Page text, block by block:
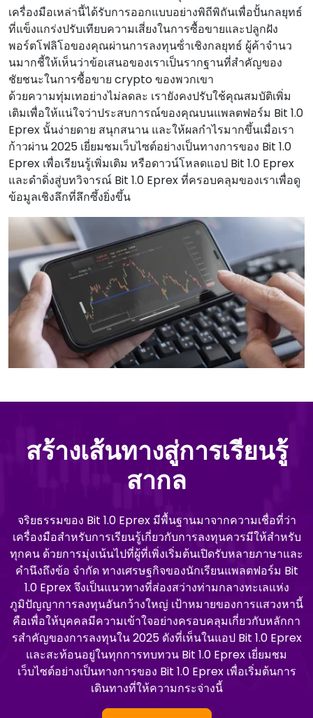
เครื่องมือเหล่านี้ได้รับการออกแบบอย่างพิถีพิถันเพื่อปั้นกลยุทธ์
ที่แข็งแกร่งปรับเทียบความเสี่ยงในการซื้อขายและปลูกฝัง
พอร์ตโฟลิโอของคุณผ่านการลงทุนซ้ําเชิงกลยุทธ์ ผู้ค้าจํานว
นมากชี้ให้เห็นว่าข้อเสนอของเราเป็นรากฐานที่สําคัญของ
ชัยชนะในการซื้อขาย crypto ของพวกเขา
ด้วยความทุ่มเทอย่างไม่ลดละ เรายังคงปรับใช้คุณสมบัติเพิ่ม
เติมเพื่อให้แน่ใจว่าประสบการณ์ของคุณบนแพลตฟอร์ม Bit 1.0
Eprex นั้นง่ายดาย สนุกสนาน และให้ผลกําไรมากขึ้นเมื่อเรา
ก้าวผ่าน 2025 เยี่ยมชมเว็บไซต์อย่างเป็นทางการของ Bit 1.0
Eprex เพื่อเรียนรู้เพิ่มเติม หรือดาวน์โหลดแอป Bit 1.0 Eprex
และดําดิ่งสู่บทวิจารณ์ Bit 1.0 Eprex ที่ครอบคลุมของเราเพื่อดู
ข้อมูลเชิงลึกที่ลึกซึ้งยิ่งขึ้น
สร้างเส้นทางสู่การเรียนรู้
สากล
จริยธรรมของ Bit 1.0 Eprex มีพื้นฐานมาจากความเชื่อที่ว่า
เครื่องมือสําหรับการเรียนรู้เกี่ยวกับการลงทุนควรมีให้สําหรับ
ทุกคน ด้วยการมุ่งเน้นไปที่ผู้ที่เพิ่งเริ่มต้นเปิดรับหลายภาษาและ
คํานึงถึงข้อ จํากัด ทางเศรษฐกิจของนักเรียนแพลตฟอร์ม Bit
1.0 Eprex จึงเป็นแนวทางที่ส่องสว่างท่ามกลางทะเลแห่ง
ภูมิปัญญาการลงทุนอันกว้างใหญ่ เป้าหมายของการแสวงหานี้
คือเพื่อให้บุคคลมีความเข้าใจอย่างครอบคลุมเกี่ยวกับหลักกา
รสําคัญของการลงทุนใน 2025 ดังที่เห็นในแอป Bit 1.0 Eprex
และสะท้อนอยู่ในทุกการทบทวน Bit 1.0 Eprex เยี่ยมชม
เว็บไซต์อย่างเป็นทางการของ Bit 1.0 Eprex เพื่อเริ่มต้นการ
เดินทางที่ให้ความกระจ่างนี้